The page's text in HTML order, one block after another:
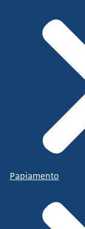
Papiamento